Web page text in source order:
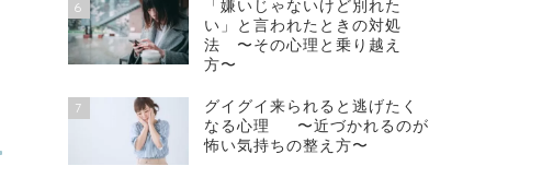
6
「嫌いじゃないけど別れた
い」と言われたときの対処
法 〜その心理と乗り越え
方〜
7
グイグイ来られると逃げたく
なる心理 〜近づかれるのが
怖い気持ちの整え方〜